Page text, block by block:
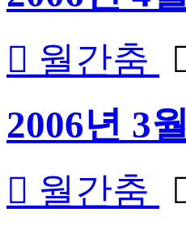
월간춤
2006년 3월
월간춤